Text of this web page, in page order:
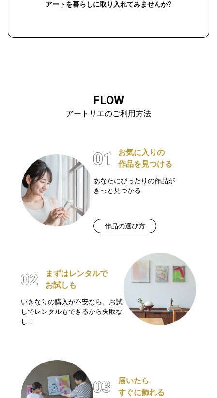
アートを暮らしに取り入れてみませんか?
FLOW
アートリエのご利用方法
お気に入りの
作品を見つける
あなたにぴったりの作品が
きっと見つかる
作品の選び方
まずはレンタルで
お試しも
いきなりの購入が不安なら、お試
しでレンタルもできるから失敗な
し！
届いたら
すぐに飾れる